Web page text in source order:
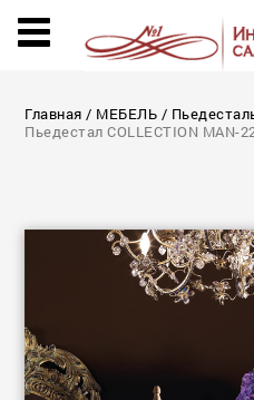
Главная / МЕБЕЛЬ /
Пьедестал COLLECTION MAN-